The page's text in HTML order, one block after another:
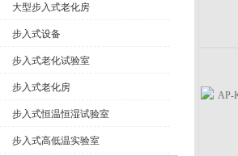
大型步入式老化房
步入式设备
步入式老化试验室
步入式老化房
步入式恒温恒湿试验室
步入式高低温实验室